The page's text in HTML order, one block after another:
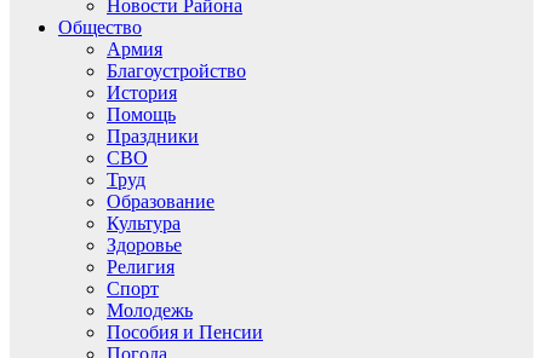
Новости Района
Общество
Армия
Благоустройство
История
Помощь
Праздники
СВО
Труд
Образование
Культура
Здоровье
Религия
Спорт
Молодежь
Пособия и Пенсии
Погода